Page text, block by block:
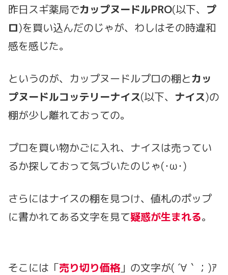
昨日スギ薬局でカップヌードルPRO(以下、 プ
ロ)を買い込んだのじゃが、わしはその時違和
感を感じた。
というのが、カップヌードルプロの棚とカッ
プヌードルコッテリーナイス(以下、 ナイス)の
棚が少し離れておっての。
プロを買い物かごに入れ、ナイスは売ってい
るか探しておって気づいたのじゃ(･ω･)
さらにはナイスの棚を見つけ、値札のポップ
に書かれてある文字を見て疑惑が生まれる。
そこには「売り切り価格 」の文字が( ´∀｀；)ｱ